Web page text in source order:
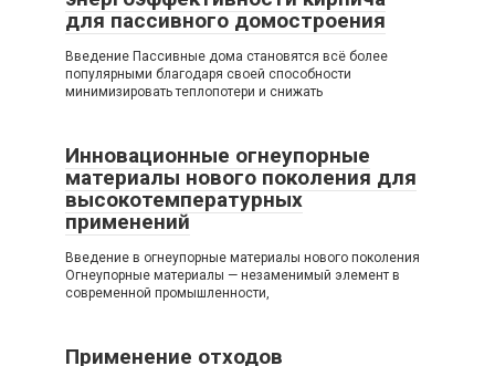
для пассивного домостроения
Введение Пассивные дома становятся всё более
популярными благодаря своей способности
минимизировать теплопотери и снижать
Инновационные огнеупорные
материалы нового поколения для
высокотемпературных
применений
Введение в огнеупорные материалы нового поколения
Огнеупорные материалы — незаменимый элемент в
современной промышленности,
Применение отходов